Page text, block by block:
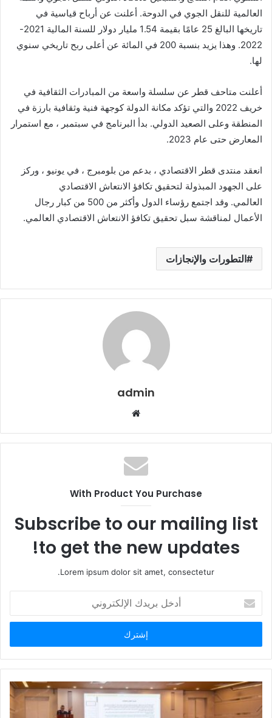
العالمية للنقل الجوي في الدوحة. أعلنت عن أرباح قياسية في
تاريخها البالغ 25 عامًا بقيمة 1.54 مليار دولار للسنة المالية 2021-
2022. وهذا يزيد بنسبة 200 في المائة عن أعلى ربح تاريخي سنوي
لها.
أعلنت متاحف قطر عن سلسلة واسعة من المبادرات الثقافية في
خريف 2022 والتي تؤكد مكانة الدولة كوجهة فنية وثقافية بارزة في
المنطقة وعلى الصعيد الدولي. بدأ البرنامج في سبتمبر ، مع استمرار
المعارض حتى عام 2023.
انعقد منتدى قطر الاقتصادي ، بدعم من بلومبرج ، في يونيو ، وركز
على الجهود المبذولة لتحقيق تكافؤ الانتعاش الاقتصادي
العالمي. وقد اجتمع رؤساء الدول وأكثر من 500 من كبار رجال
الأعمال لمناقشة سبل تحقيق تكافؤ الانتعاش الاقتصادي العالمي.
التطورات والإنجازات
admin
ق
ع
ا
ب
With Product You Purchase
Subscribe to our mailing list
to get the new updates!
Lorem ipsum dolor sit amet, consectetur.
خ
ب
ر
د
ك
ا